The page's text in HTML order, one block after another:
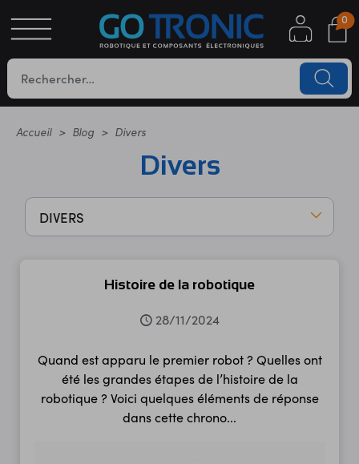
0
Accueil Blog Divers
Divers
DIVERS
Histoire de la robotique
28/11/2024
Quand est apparu le premier robot ? Quelles ont
été les grandes étapes de l’histoire de la
robotique ? Voici quelques éléments de réponse
dans cette chrono...